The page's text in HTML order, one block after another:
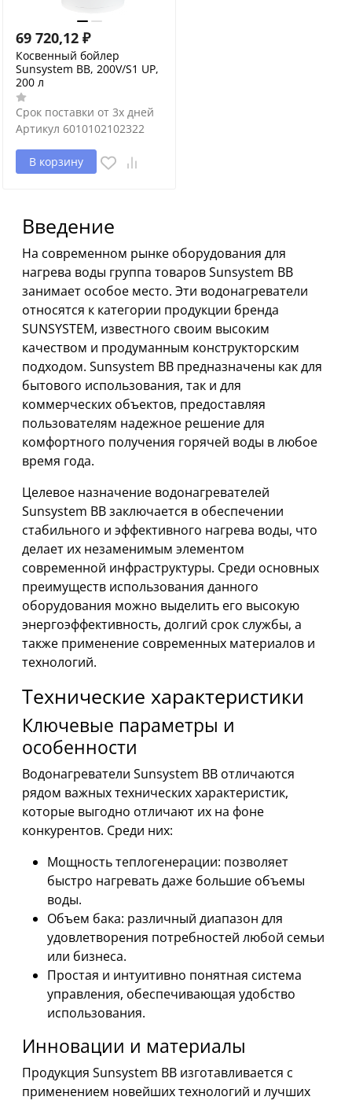
69 720,12 ₽
Косвенный бойлер
Sunsystem BB, 200V/S1 UP,
200 л
Срок поставки от 3х дней
Артикул 6010102102322
В корзину
Введение
На современном рынке оборудования для
нагрева воды группа товаров Sunsystem BB
занимает особое место. Эти водонагреватели
относятся к категории продукции бренда
SUNSYSTEM, известного своим высоким
качеством и продуманным конструкторским
подходом. Sunsystem BB предназначены как для
бытового использования, так и для
коммерческих объектов, предоставляя
пользователям надежное решение для
комфортного получения горячей воды в любое
время года.
Целевое назначение водонагревателей
Sunsystem BB заключается в обеспечении
стабильного и эффективного нагрева воды, что
делает их незаменимым элементом
современной инфраструктуры. Среди основных
преимуществ использования данного
оборудования можно выделить его высокую
энергоэффективность, долгий срок службы, а
также применение современных материалов и
технологий.
Технические характеристики
Ключевые параметры и
особенности
Водонагреватели Sunsystem BB отличаются
рядом важных технических характеристик,
которые выгодно отличают их на фоне
конкурентов. Среди них:
Мощность теплогенерации: позволяет
быстро нагревать даже большие объемы
воды.
Объем бака: различный диапазон для
удовлетворения потребностей любой семьи
или бизнеса.
Простая и интуитивно понятная система
управления, обеспечивающая удобство
использования.
Инновации и материалы
Продукция Sunsystem BB изготавливается с
применением новейших технологий и лучших